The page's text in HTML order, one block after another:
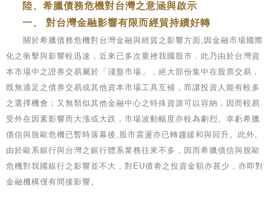
陸、希臘債務危機對台灣之意涵與啟示
一、 對台灣金融影響有限而經貿持續好轉
關於希臘債務危機對台灣金融與經貿之影響方面,因金融市場國際
化之衝擊與影響較迅速，近來已多次重挫我國股市﹐此乃由於台灣資
本市場中之證券交易屬於「淺盤市場」，絕大部份集中在股票交易，
既無適足之債券交易或其他資本市場工具互補，而讓投資人能有較多
之選擇機會；又無類似其他金融中心之特殊資源可以容納，因而較易
受外在因素影響而大漲或大跌，市場波動幅度亦較為劇烈。幸虧希臘
債信與脫歐危機已暫時落幕後,股市震盪亦已轉趨緩和與回升。此外,
由於歐系銀行與台灣之銀行體系業務往來不多，因而希臘債信與脫歐
危機對我國銀行之影響並不大，對EU債劵之投資金額亦甚少，亦即對
金融機構僅有間接影響。